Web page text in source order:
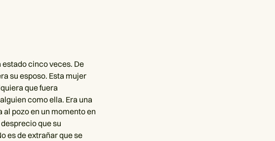
estado cinco veces. De
su esposo. Esta mujer
que fuera
como ella. Era una
pozo en un momento en
que su
es de extrañar que se